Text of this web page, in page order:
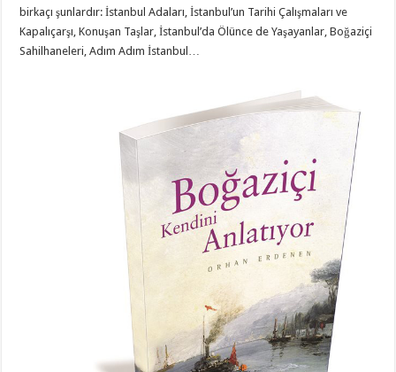
birkaçı şunlardır: İstanbul Adaları, İstanbul’un Tarihi Çalışmaları ve
Kapalıçarşı, Konuşan Taşlar, İstanbul’da Ölünce de Yaşayanlar, Boğaziçi
Sahilhaneleri, Adım Adım İstanbul…